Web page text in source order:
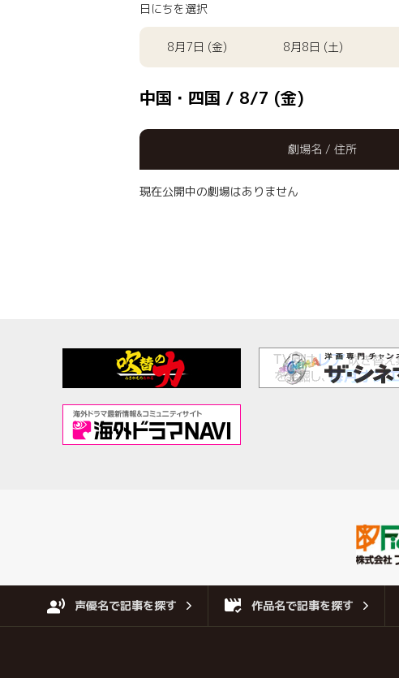
日にちを選択
8月7日 (金) 8月8日 (土)
中国・四国 / 8/7 (金)
劇場名 / 住所
現在公開中の劇場はありません
声優名で記事を探す 作品名で記事を探す